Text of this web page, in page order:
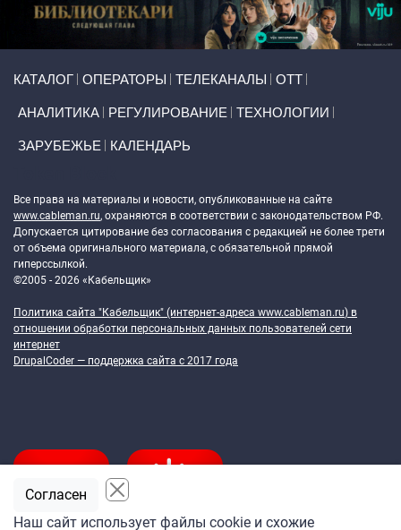
КАТАЛОГ ОПЕРАТОРЫ ТЕЛЕКАНАЛЫ ОТТ
АНАЛИТИКА РЕГУЛИРОВАНИЕ ТЕХНОЛОГИИ
ЗАРУБЕЖЬЕ КАЛЕНДАРЬ
Все права на материалы и новости, опубликованные на сайте
www.cableman.ru, охраняются в соответствии с законодательством РФ.
Допускается цитирование без согласования с редакцией не более трети
от объема оригинального материала, с обязательной прямой
гиперссылкой.
©2005 - 2026 «Кабельщик»
Политика сайта "Кабельщик" (интернет-адреса www.cableman.ru) в
отношении обработки персональных данных пользователей сети
интернет
DrupalCoder — поддержка сайта c 2017 года
Наш сайт использует файлы cookie и схожие
Согласен